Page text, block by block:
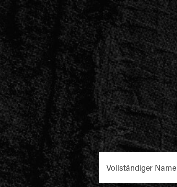
Vollständiger Name